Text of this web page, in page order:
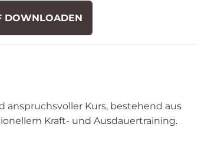
DOWNLOADEN
anspruchsvoller Kurs, bestehend aus
Kraft- und Ausdauertraining.